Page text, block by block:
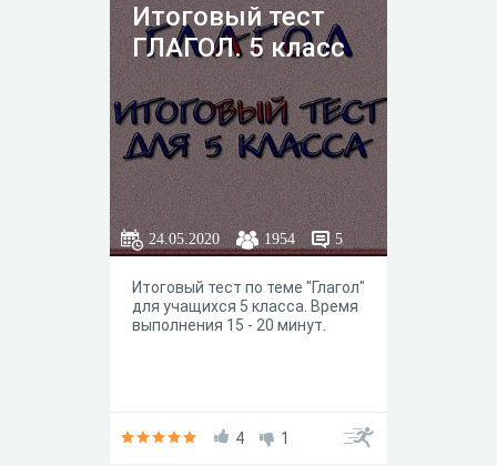
Итоговый тест
ГЛАГОЛ. 5 класс
24.05.2020 1954 5
Итоговый тест по теме "Глагол"
для учащихся 5 класса. Время
выполнения 15 - 20 минут.
4 1